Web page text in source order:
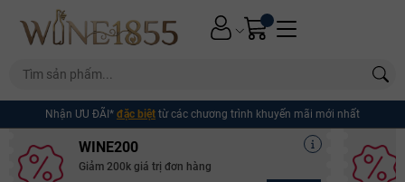
Nhận ƯU ĐÃI* đặc biệt từ các chương trình khuyến mãi mới nhất
WINE200
Giảm 200k giá trị đơn hàng